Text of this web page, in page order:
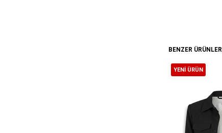
BENZER ÜRÜNLER
YENI ÜRÜN